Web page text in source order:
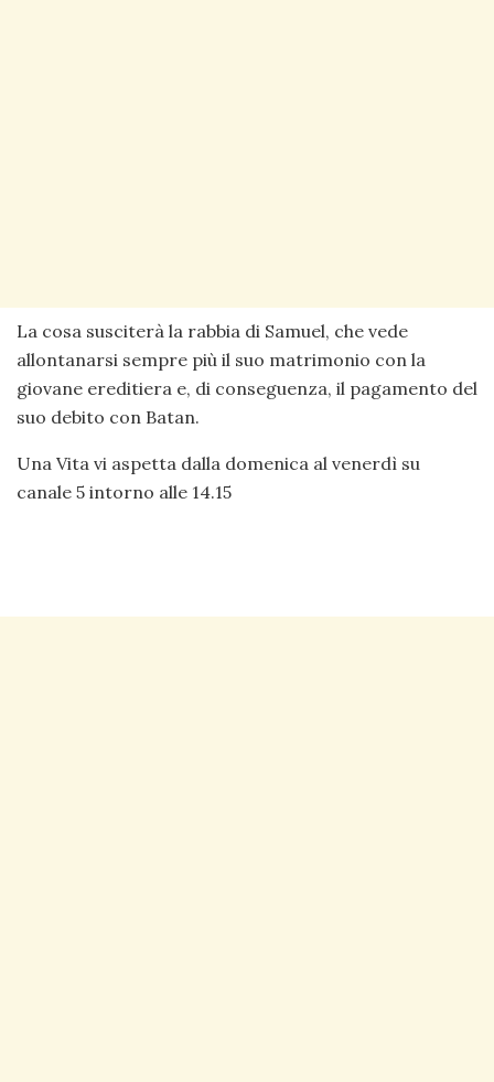
La cosa susciterà la rabbia di Samuel, che vede
allontanarsi sempre più il suo matrimonio con la
giovane ereditiera e, di conseguenza, il pagamento del
suo debito con Batan.
Una Vita vi aspetta dalla domenica al venerdì su
canale 5 intorno alle 14.15